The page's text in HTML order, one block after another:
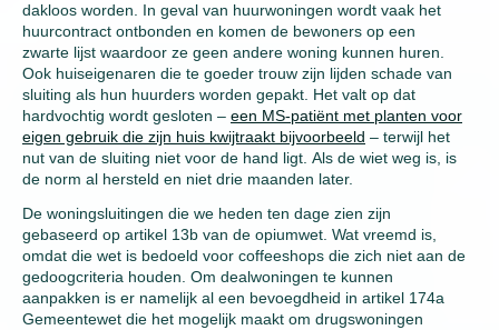
dakloos worden. In geval van huurwoningen wordt vaak het
huurcontract ontbonden en komen de bewoners op een
zwarte lijst waardoor ze geen andere woning kunnen huren.
Ook huiseigenaren die te goeder trouw zijn lijden schade van
sluiting als hun huurders worden gepakt. Het valt op dat
hardvochtig wordt gesloten – een MS-patiënt met planten voor
eigen gebruik die zijn huis kwijtraakt bijvoorbeeld – terwijl het
nut van de sluiting niet voor de hand ligt. Als de wiet weg is, is
de norm al hersteld en niet drie maanden later.
De woningsluitingen die we heden ten dage zien zijn
gebaseerd op artikel 13b van de opiumwet. Wat vreemd is,
omdat die wet is bedoeld voor coffeeshops die zich niet aan de
gedoogcriteria houden. Om dealwoningen te kunnen
aanpakken is er namelijk al een bevoegdheid in artikel 174a
Gemeentewet die het mogelijk maakt om drugswoningen